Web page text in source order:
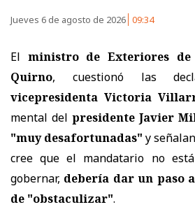
Jueves 6 de agosto de 2026 09:34
El ministro de Exteriores
Quirno, cuestionó las
vicepresidenta Victoria
mental del presidente Javier
"muy desafortunadas" y
cree que el mandatario no
gobernar, debería dar un paso
de "obstaculizar".